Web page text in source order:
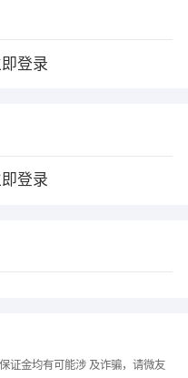
登录
登录
证金均有可能涉 及诈骗，请微友